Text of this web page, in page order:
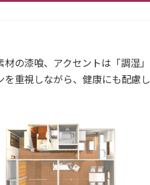
の漆喰、アクセントは「調湿」
を重視しながら、健康にも配慮し